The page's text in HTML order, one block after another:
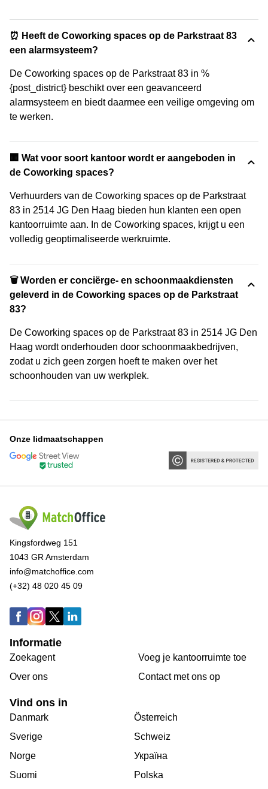
⏰ Heeft de Coworking spaces op de Parkstraat 83
een alarmsysteem?
De Coworking spaces op de Parkstraat 83 in %
{post_district} beschikt over een geavanceerd
alarmsysteem en biedt daarmee een veilige omgeving om
te werken.
‍🏢 Wat voor soort kantoor wordt er aangeboden in
de Coworking spaces?
Verhuurders van de Coworking spaces op de Parkstraat
83 in 2514 JG Den Haag bieden hun klanten een open
kantoorruimte aan. In de Coworking spaces, krijgt u een
volledig geoptimaliseerde werkruimte.
🗑 Worden er conciërge- en schoonmaakdiensten
geleverd in de Coworking spaces op de Parkstraat
83?
De Coworking spaces op de Parkstraat 83 in 2514 JG Den
Haag wordt onderhouden door schoonmaakbedrijven,
zodat u zich geen zorgen hoeft te maken over het
schoonhouden van uw werkplek.
Onze lidmaatschappen
Kingsfordweg 151
1043 GR Amsterdam
info@matchoffice.com
(+32) 48 020 45 09
Informatie
Zoekagent
Over ons
Voeg je kantoorruimte toe
Сontact met ons op
Vind ons in
Danmark
Sverige
Norge
Suomi
Österreich
Schweiz
Україна
Polska